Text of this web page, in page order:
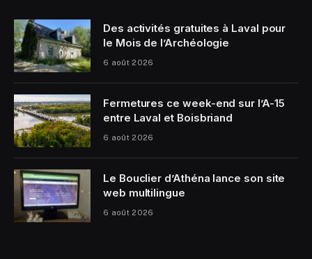
Des activités gratuites à Laval pour
le Mois de l’Archéologie
6 août 2026
Fermetures ce week-end sur l’A-15
entre Laval et Boisbriand
6 août 2026
Le Bouclier d’Athéna lance son site
web multilingue
6 août 2026